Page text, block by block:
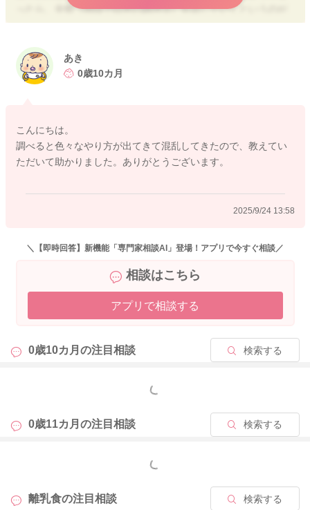
ったら、全卵（固ゆで以外の調理法）を試していくというのが
一般的な方法です。
と現在食べられている卵白の量であれば、同時に摂取していた
だいても大丈夫です。
2025/9/22 21:58
あき
0歳10カ月
こんにちは。
調べると色々なやり方が出てきて混乱してきたので、教えてい
ただいて助かりました。ありがとうございます。
2025/9/24 13:58
＼【即時回答】新機能「専門家相談AI」登場！アプリで今すぐ相談／
相談はこちら
アプリで相談する
0歳10カ月の注目相談 検索する
もっと見る
0歳11カ月の注目相談 検索する
もっと見る
離乳食の注目相談 検索する